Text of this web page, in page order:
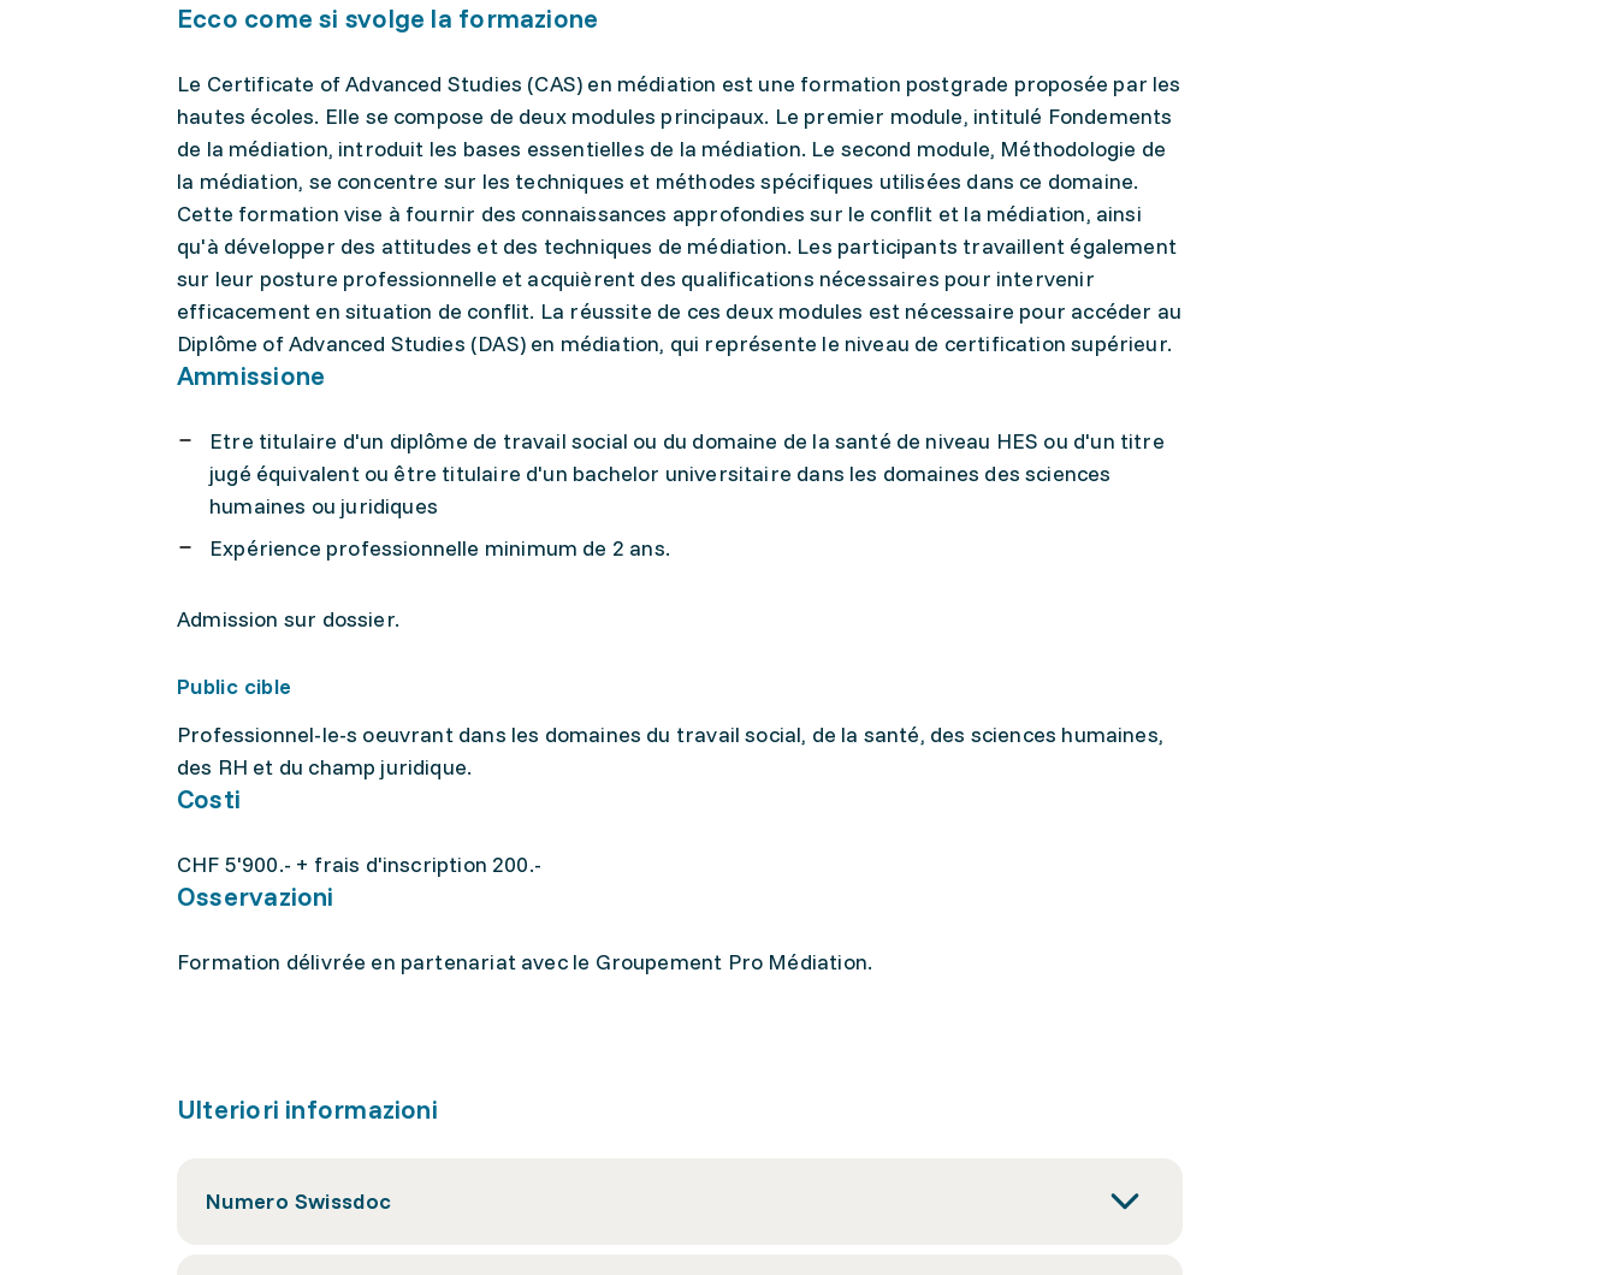
Ecco come si svolge la formazione
Le Certificate of Advanced Studies (CAS) en médiation est une formation postgrade proposée par les
hautes écoles. Elle se compose de deux modules principaux. Le premier module, intitulé Fondements
de la médiation, introduit les bases essentielles de la médiation. Le second module, Méthodologie de
la médiation, se concentre sur les techniques et méthodes spécifiques utilisées dans ce domaine.
Cette formation vise à fournir des connaissances approfondies sur le conflit et la médiation, ainsi
qu'à développer des attitudes et des techniques de médiation. Les participants travaillent également
sur leur posture professionnelle et acquièrent des qualifications nécessaires pour intervenir
efficacement en situation de conflit. La réussite de ces deux modules est nécessaire pour accéder au
Diplôme of Advanced Studies (DAS) en médiation, qui représente le niveau de certification supérieur.
Ammissione
Etre titulaire d'un diplôme de travail social ou du domaine de la santé de niveau HES ou d'un titre
jugé équivalent ou être titulaire d'un bachelor universitaire dans les domaines des sciences
humaines ou juridiques
Expérience professionnelle minimum de 2 ans.
Admission sur dossier.
Public cible
Professionnel-le-s oeuvrant dans les domaines du travail social, de la santé, des sciences humaines,
des RH et du champ juridique.
Costi
CHF 5'900.- + frais d'inscription 200.-
Osservazioni
Formation délivrée en partenariat avec le Groupement Pro Médiation.
Ulteriori informazioni
Numero Swissdoc